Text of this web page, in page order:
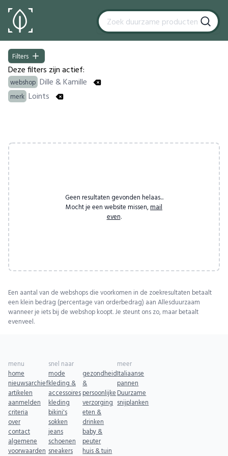
Filters
Filters
Deze filters zijn actief:
webshop Dille & Kamille
merk Loints
Geen resultaten gevonden helaas...
Mocht je een website missen, mail
even.
Een aantal van de webshops die voorkomen in de zoekresultaten betaalt
een klein bedrag (percentage van orderbedrag) aan Allesduurzaam
wanneer je iets bij de webshop koopt. Je steunt ons zo, maar betaalt
evenveel.
menu
home
nieuwsarchief
artikelen
aanmelden
criteria
over
contact
algemene
voorwaarden
snel naar
mode
kleding &
accessoires
kleding
bikini's
sokken
jeans
schoenen
sneakers
gezondheid
&
persoonlijke
verzorging
eten &
drinken
baby &
peuter
huis & tuin
meer
Italiaanse
pannen
Duurzame
snijplanken